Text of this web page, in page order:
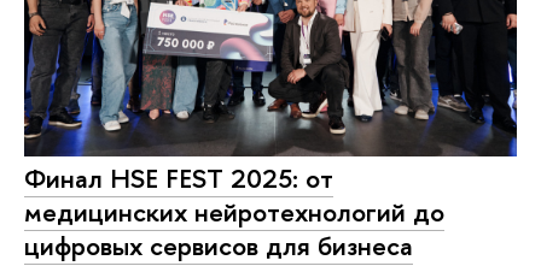
Финал HSE FEST 2025: от
медицинских нейротехнологий до
цифровых сервисов для бизнеса